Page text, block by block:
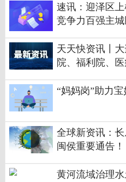
速讯：迎泽区
竞争力百强主城
天天快资讯丨
院、福利院、
“妈妈岗”助力
全球新资讯：长
闽侯重要通告！
黄河流域治理